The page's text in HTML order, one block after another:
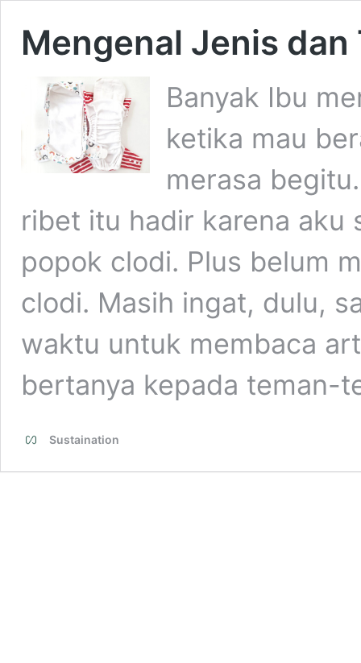
Mengenal Jenis
Banyak Ibu
ketika mau
merasa
ribet itu hadir karena aku
popok clodi. Plus belum
clodi. Masih ingat, dulu,
waktu untuk membaca
bertanya kepada teman-
Sustaination